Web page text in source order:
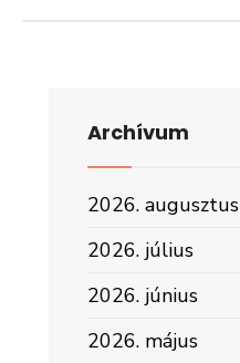
Archívum
2026. augusztus
2026. július
2026. június
2026. május